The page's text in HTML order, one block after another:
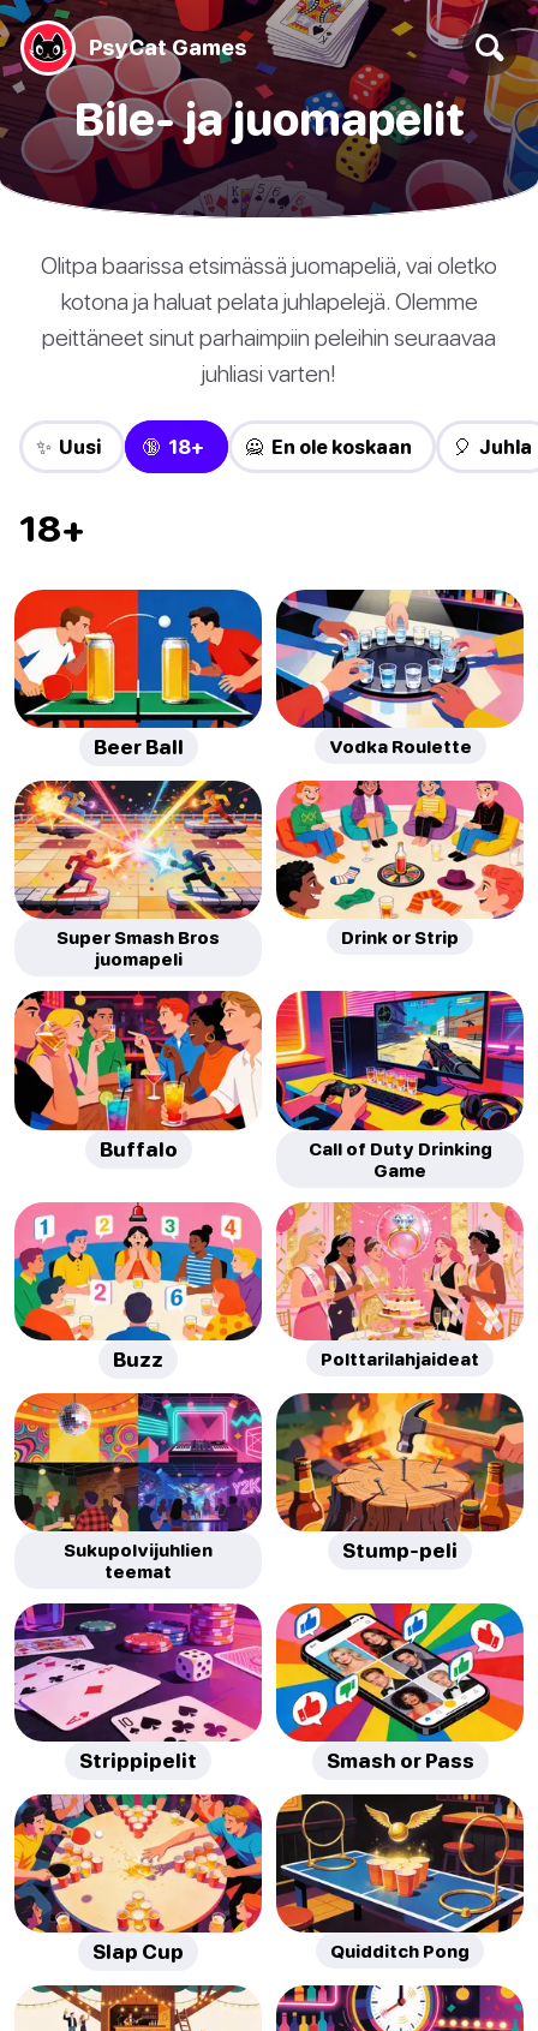
PsyCat Games
Bile- ja juomapelit
Olitpa baarissa etsimässä juomapeliä, vai oletko
kotona ja haluat pelata juhlapelejä. Olemme
peittäneet sinut parhaimpiin peleihin seuraavaa
juhliasi varten!
✨ Uusi 🔞 18+ 🙅 En ole koskaan 🎈 Juhla
18+
Beer Ball Vodka Roulette
Super Smash Bros
juomapeli
Drink or Strip
Buffalo
Call of Duty Drinking
Game
Buzz Polttarilahjaideat
Sukupolvijuhlien
teemat
Stump-peli
Strippipelit Smash or Pass
Slap Cup Quidditch Pong